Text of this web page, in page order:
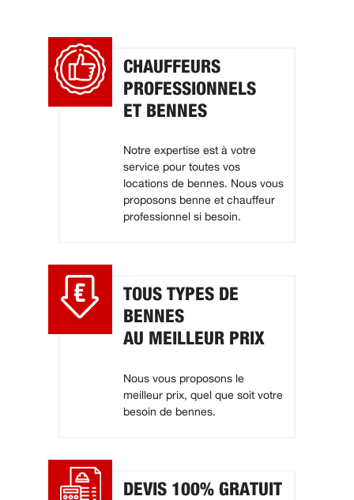
CHAUFFEURS
PROFESSIONNELS
ET BENNES
Notre expertise est à votre
service pour toutes vos
locations de bennes. Nous vous
proposons benne et chauffeur
professionnel si besoin.
TOUS TYPES DE
BENNES
AU MEILLEUR PRIX
Nous vous proposons le
meilleur prix, quel que soit votre
besoin de bennes.
DEVIS 100% GRATUIT